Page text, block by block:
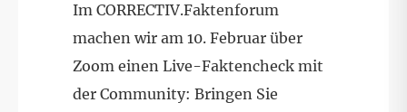
Im CORRECTIV.Faktenforum
machen wir am 10. Februar über
Zoom einen Live-Faktencheck mit
der Community: Bringen Sie